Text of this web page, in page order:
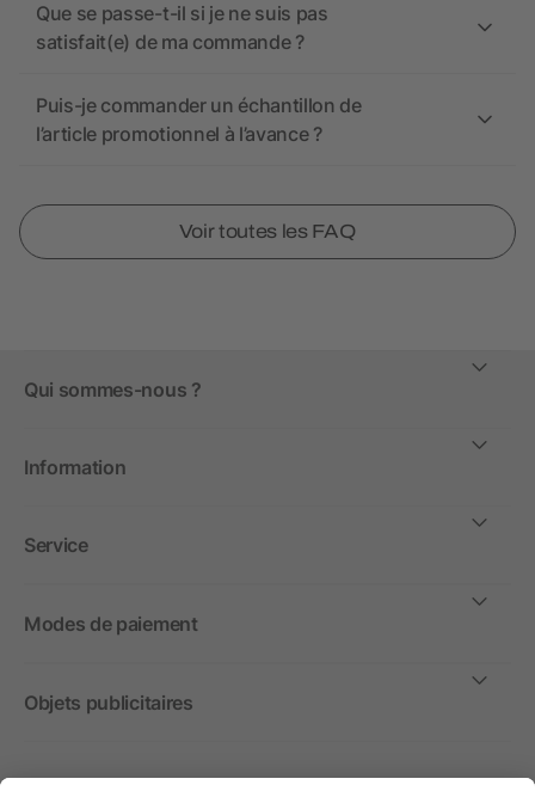
Que se passe-t-il si je ne suis pas
satisfait(e) de ma commande ?
Puis-je commander un échantillon de
l’article promotionnel à l’avance ?
Voir toutes les FAQ
Qui sommes-nous ?
Information
Service
Modes de paiement
Objets publicitaires